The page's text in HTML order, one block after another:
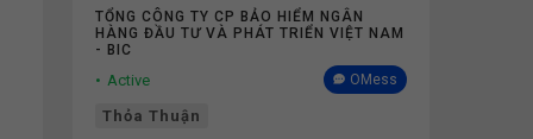
Cứng Không Phụ Thuộc Doanh Số
TỔNG CÔNG TY CP BẢO HIỂM NGÂN
HÀNG ĐẦU TƯ VÀ PHÁT TRIỂN VIỆT NAM
- BIC
Active OMess
Thỏa Thuận